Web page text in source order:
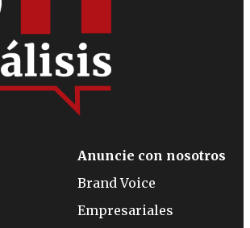
Anuncie con nosotros
Brand Voice
Empresariales